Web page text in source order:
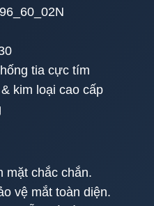
tia cực tím
kim loại cao cấp
mặt chắc chắn.
vệ mắt toàn diện.